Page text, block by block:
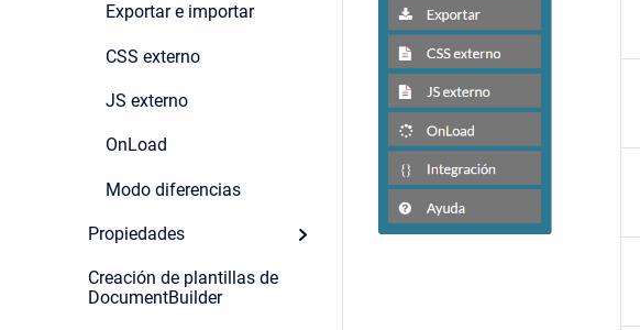
Exportar e importar
CSS externo
JS externo
OnLoad
Modo diferencias
Propiedades
Creación de plantillas de
DocumentBuilder